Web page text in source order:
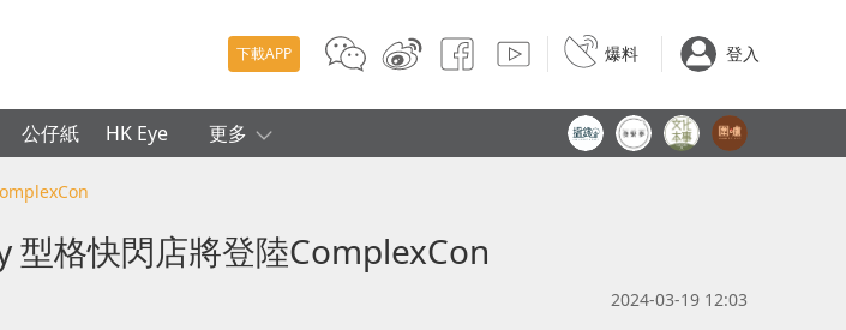
下載APP 爆料 登入
公仔紙 HK Eye 更多
型格快閃店將登陸ComplexCon
2024-03-19 12:03